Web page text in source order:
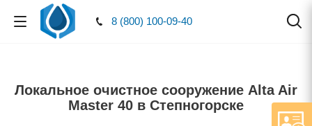
8 (800) 100-09-40
Локальное очистное сооружение Alta Air
Master 40 в Степногорске